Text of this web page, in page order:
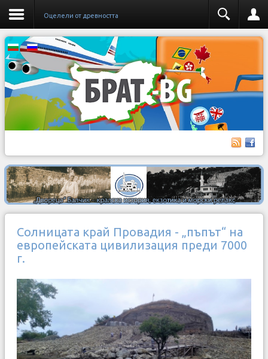
Оцелели от древността
Солницата край Провадия - „пъпът“ на
европейската цивилизация преди 7000
г.